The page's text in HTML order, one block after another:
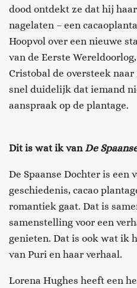
dood ontdekt ze dat hij
nagelaten – een
Hoopvol over een nieuwe
van de Eerste
Cristobal de oversteek
snel duidelijk dat iemand
aanspraak op de plantage.
Dit is wat ik van De
De Spaanse Dochter is een
geschiedenis, cacao
romantiek gaat. Dat is
samenstelling voor een
genieten. Dat is ook wat ik
van Puri en haar verhaal.
Lorena Hughes heeft een